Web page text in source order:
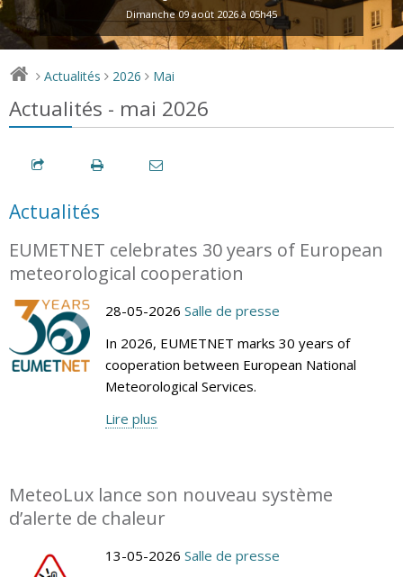
Dimanche 09 août 2026 à 05h45
> Actualités > 2026 > Mai
Actualités - mai 2026
Actualités
EUMETNET celebrates 30 years of European
meteorological cooperation
28-05-2026 Salle de presse
In 2026, EUMETNET marks 30 years of
cooperation between European National
Meteorological Services.
Lire plus
MeteoLux lance son nouveau système
d’alerte de chaleur
13-05-2026 Salle de presse